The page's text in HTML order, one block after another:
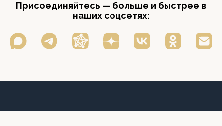
Присоединяйтесь — больше и быстрее в
наших соцсетях: